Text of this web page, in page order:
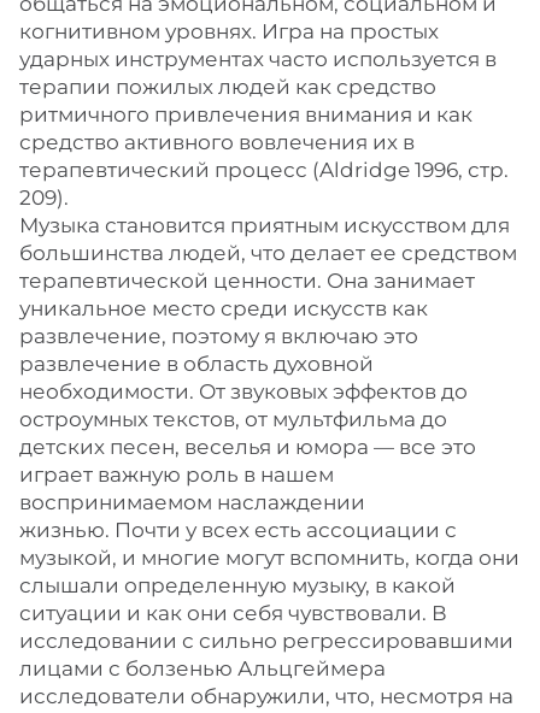
когнитивном уровнях. Игра на простых
ударных инструментах часто используется в
терапии пожилых людей как средство
ритмичного привлечения внимания и как
средство активного вовлечения их в
терапевтический процесс (Aldridge 1996, стр.
209).
Музыка становится приятным искусством для
большинства людей, что делает ее средством
терапевтической ценности. Она занимает
уникальное место среди искусств как
развлечение, поэтому я включаю это
развлечение в область духовной
необходимости. От звуковых эффектов до
остроумных текстов, от мультфильма до
детских песен, веселья и юмора — все это
играет важную роль в нашем
воспринимаемом наслаждении
жизнью. Почти у всех есть ассоциации с
музыкой, и многие могут вспомнить, когда они
слышали определенную музыку, в какой
ситуации и как они себя чувствовали. В
исследовании с сильно регрессировавшими
лицами с болзенью Альцгеймера
исследователи обнаружили, что, несмотря на